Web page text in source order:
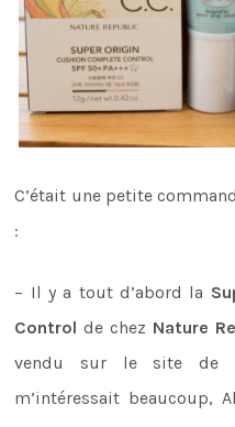
C’était une petite
:
– Il y a tout d’abord la
Control de chez Nature
vendu sur le site de
m’intéressait beaucoup,